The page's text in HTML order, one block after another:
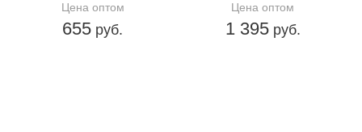
Цена оптом
655 руб.
Цена оптом
1 395руб.